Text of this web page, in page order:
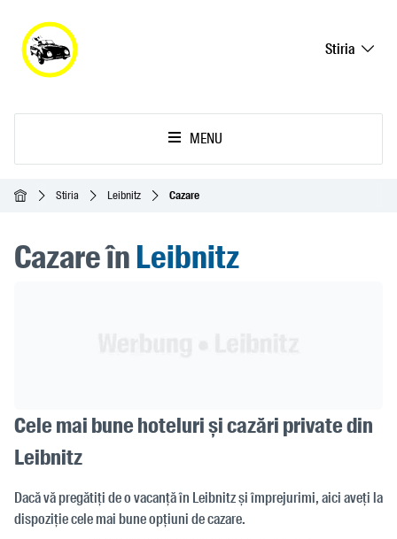
Stiria
MENU
Acasă Stiria Leibnitz Cazare
Cazare înLeibnitz
Cele mai bune hoteluri și cazări private din
Leibnitz
Dacă vă pregătiți de o vacanță în Leibnitz și împrejurimi, aici aveți la
dispoziție cele mai bune opțiuni de cazare.